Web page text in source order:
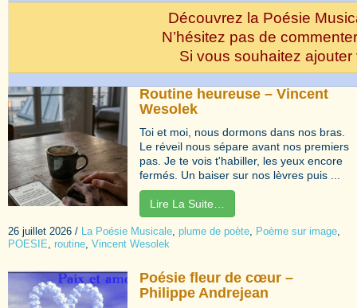
Découvrez la Poésie
N’hésitez pas de
Si vous souhaitez
Routine heureuse – Vincent
Wesolek
Toi et moi, nous dormons dans nos bras.
Le réveil nous sépare avant nos premiers
pas. Je te vois t'habiller, les yeux encore
fermés. Un baiser sur nos lèvres puis ...
Lire La Suite…
26 juillet 2026 / La Poésie Musicale plume de poète Poème sur image
POESIE routine Vincent Wesolek
Poésie fleur de cœur –
Philippe Andrejean